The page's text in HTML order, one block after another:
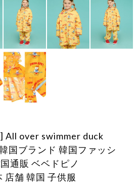
All over swimmer duck
国ブランド 韓国ファッシ
通販 ベベドピノ
店舗 韓国 子供服